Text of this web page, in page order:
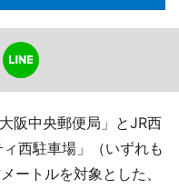
阪中央郵便局」とJR西
西駐車場」（いずれも
ートルを対象とした、